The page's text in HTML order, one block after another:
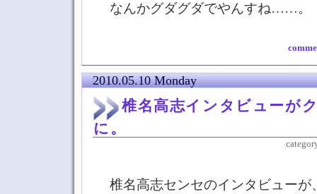
なんかグダグダでやんすね……。
2010.05.10 Monday
椎名高志インタビューが
に。
椎名高志センセのインタビューが